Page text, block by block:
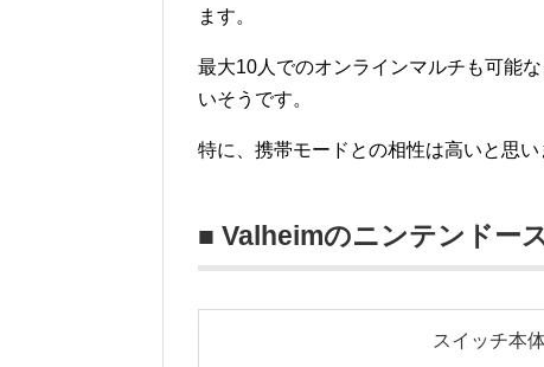
ます。
最大10人でのオンラインマルチも可能
いそうです。
特に、携帯モードとの相性は高いと思い
■ Valheimのニンテンドー
スイッチ本